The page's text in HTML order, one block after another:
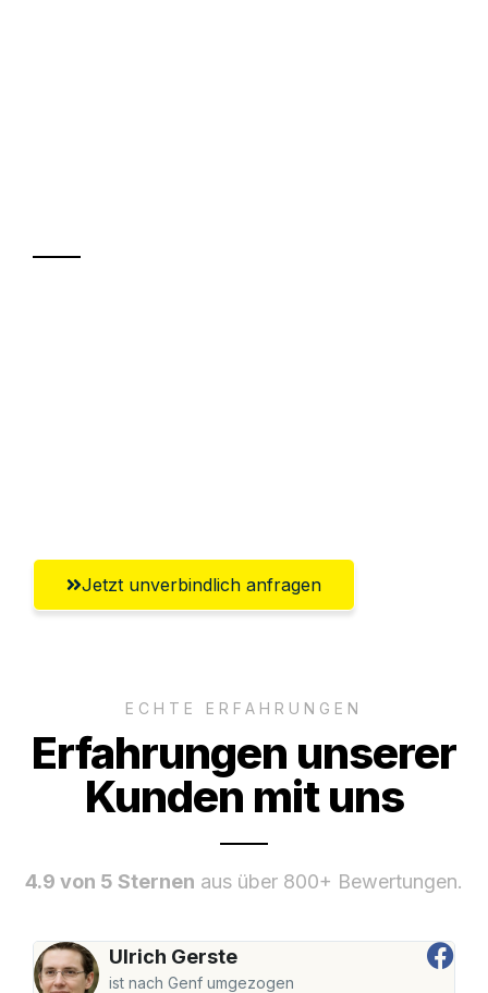
Jetzt unverbindlich anfragen
ECHTE ERFAHRUNGEN
Erfahrungen unserer
Kunden mit uns
4.9 von 5 Sternen aus über 800+ Bewertungen.
Ulrich Gerste
ist nach Genf umgezogen